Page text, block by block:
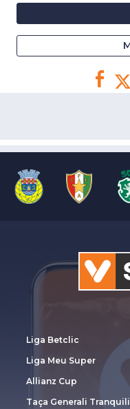
Liga Betclic
Liga Meu Super
Allianz Cup
Taça Generali